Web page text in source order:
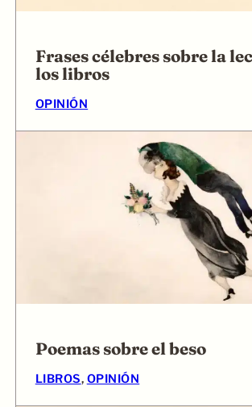
Frases célebres sobre la
los libros
OPINIÓN
Poemas sobre el beso
LIBROS, OPINIÓN